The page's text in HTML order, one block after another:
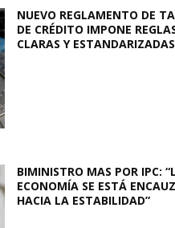
NUEVO REGLAMENTO DE
DE CRÉDITO IMPONE
CLARAS Y ESTANDARIZADAS
BIMINISTRO MAS POR IPC:
ECONOMÍA SE ESTÁ
HACIA LA ESTABILIDAD”